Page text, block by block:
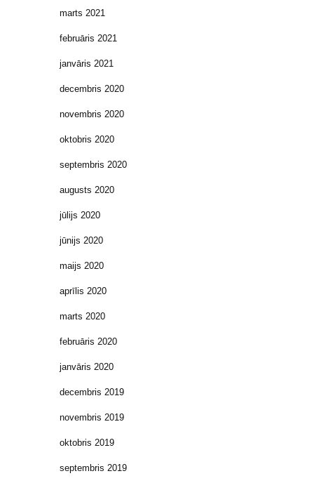
marts 2021
februāris 2021
janvāris 2021
decembris 2020
novembris 2020
oktobris 2020
septembris 2020
augusts 2020
jūlijs 2020
jūnijs 2020
maijs 2020
aprīlis 2020
marts 2020
februāris 2020
janvāris 2020
decembris 2019
novembris 2019
oktobris 2019
septembris 2019